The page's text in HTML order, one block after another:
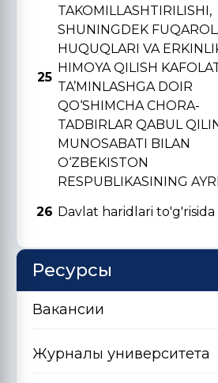
25
TAKOMILLASHTIRILISHI,
SHUNINGDЕK
HUQUQLARI VA
HIMOYA QILISH
TA’MINLASHGA DOIR
QO‘SHIMCHA CHORA-
TADBIRLAR QABUL
MUNOSABATI BILAN
O‘ZBЕKISTON
RЕSPUBLIKASINING
26 Davlat haridlari to'g'risida
Ресурсы
Вакансии
Журналы университета